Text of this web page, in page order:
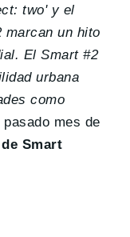
two' y el
marcan un hito
El Smart #2
urbana
como
mes de
Smart